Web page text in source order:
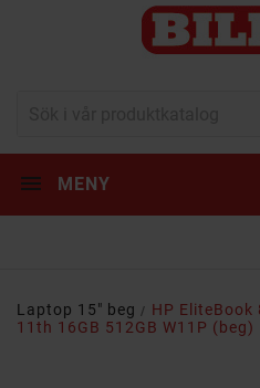
MENY
Laptop 15" beg
HP EliteBook
11th 16GB 512GB W11P (beg)